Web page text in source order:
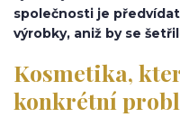
společnosti je
výrobky, aniž by se
Kosmetika,
konkrétní